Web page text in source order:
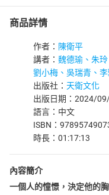
商品詳情
作者： 陳衛平
講者： 魏德瑜、朱
劉小梅、吳瑞青、
出版社： 天衛文化
出版日期：2024/
語言：中文
ISBN：
時長：01:17:13
內容簡介
一個人的憧憬，決定他的